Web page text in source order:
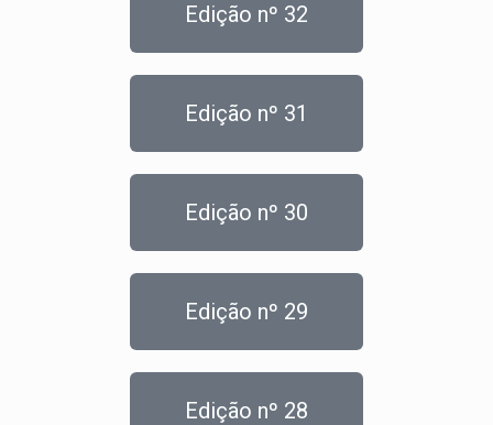
Edição nº 32
Edição nº 31
Edição nº 30
Edição nº 29
Edição nº 28